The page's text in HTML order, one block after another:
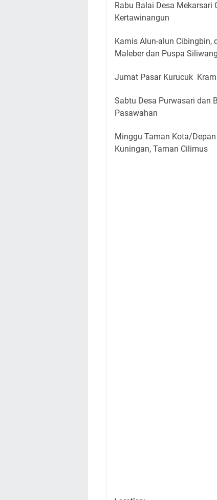
Rabu Balai Desa Mekarsari
Kertawinangun
Kamis Alun-alun Cibingbin,
Maleber dan Puspa
Jumat Pasar Kurucuk
Sabtu Desa Purwasari dan
Pasawahan
Minggu Taman Kota/
Kuningan, Taman Cilimus